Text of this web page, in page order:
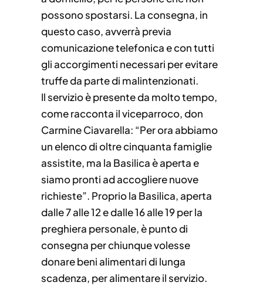
possono spostarsi. La consegna, in
questo caso, avverrà previa
comunicazione telefonica e con tutti
gli accorgimenti necessari per evitare
truffe da parte di malintenzionati.
Il servizio è presente da molto tempo,
come racconta il viceparroco, don
Carmine Ciavarella: “Per ora abbiamo
un elenco di oltre cinquanta famiglie
assistite, ma la Basilica è aperta e
siamo pronti ad accogliere nuove
richieste”. Proprio la Basilica, aperta
dalle 7 alle 12 e dalle 16 alle 19 per la
preghiera personale, è punto di
consegna per chiunque volesse
donare beni alimentari di lunga
scadenza, per alimentare il servizio.